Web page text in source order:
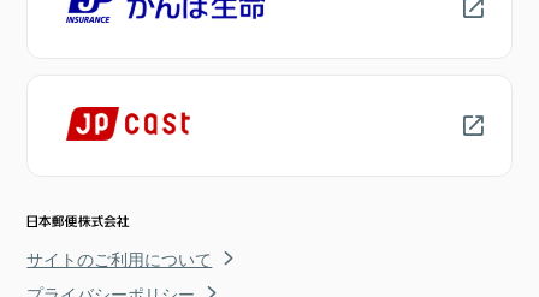
サイトのご利用について